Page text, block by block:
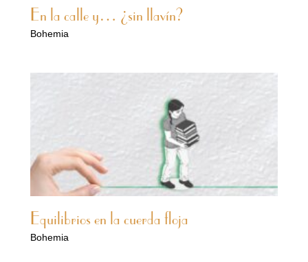
En la calle y… ¿sin llavín?
Bohemia
Equilibrios en la cuerda floja
Bohemia